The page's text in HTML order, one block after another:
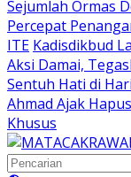
Sejumlah Ormas
Percepat
ITE Kadisdikbud
Aksi Damai,
Sentuh Hati di
Ahmad Ajak
Khusus